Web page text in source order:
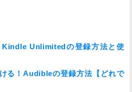
Kindle Unlimitedの登録方法と使
る！Audibleの登録方法【どれで